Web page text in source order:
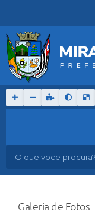
O que voce procura?
Galeria de Fotos